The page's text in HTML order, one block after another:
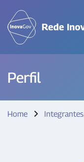
Perfil
Home Integrantes